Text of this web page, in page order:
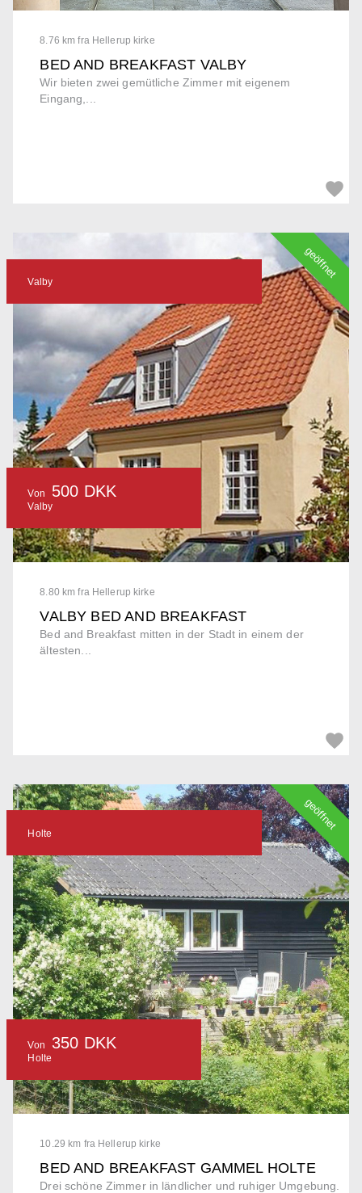
8.76 km fra Hellerup kirke
BED AND BREAKFAST VALBY
Wir bieten zwei gemütliche Zimmer mit eigenem
Eingang,...
8.80 km fra Hellerup kirke
VALBY BED AND BREAKFAST
Bed and Breakfast mitten in der Stadt in einem der
ältesten...
Valby
Von 500 DKK
Valby
geöffnet
10.29 km fra Hellerup kirke
BED AND BREAKFAST GAMMEL HOLTE
Drei schöne Zimmer in ländlicher und ruhiger Umgebung.
Holte
Von 350 DKK
Holte
geöffnet